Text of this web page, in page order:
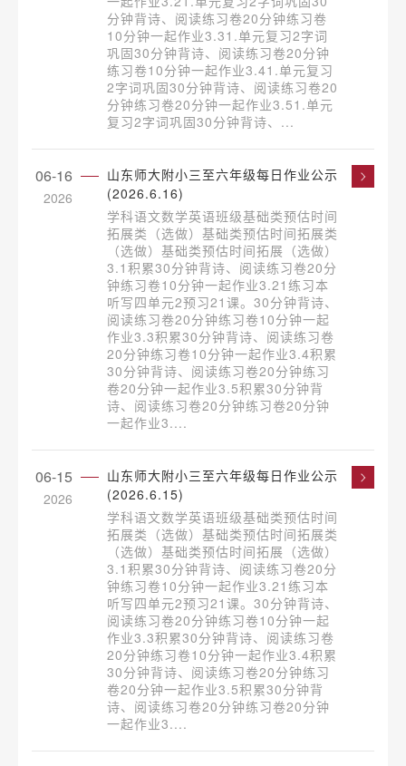
分钟背诗、阅读练习卷20分钟练习卷
10分钟一起作业3.31.单元复习2字词
巩固30分钟背诗、阅读练习卷20分钟
练习卷10分钟一起作业3.41.单元复习
2字词巩固30分钟背诗、阅读练习卷20
分钟练习卷20分钟一起作业3.51.单元
复习2字词巩固30分钟背诗、...
06-16
2026
山东师大附小三至六年级每日作业公示
(2026.6.16)
学科语文数学英语班级基础类预估时间
拓展类（选做）基础类预估时间拓展类
（选做）基础类预估时间拓展（选做）
3.1积累30分钟背诗、阅读练习卷20分
钟练习卷10分钟一起作业3.21练习本
听写四单元2预习21课。30分钟背诗、
阅读练习卷20分钟练习卷10分钟一起
作业3.3积累30分钟背诗、阅读练习卷
20分钟练习卷10分钟一起作业3.4积累
30分钟背诗、阅读练习卷20分钟练习
卷20分钟一起作业3.5积累30分钟背
诗、阅读练习卷20分钟练习卷20分钟
一起作业3....
06-15
2026
山东师大附小三至六年级每日作业公示
(2026.6.15)
学科语文数学英语班级基础类预估时间
拓展类（选做）基础类预估时间拓展类
（选做）基础类预估时间拓展（选做）
3.1积累30分钟背诗、阅读练习卷20分
钟练习卷10分钟一起作业3.21练习本
听写四单元2预习21课。30分钟背诗、
阅读练习卷20分钟练习卷10分钟一起
作业3.3积累30分钟背诗、阅读练习卷
20分钟练习卷10分钟一起作业3.4积累
30分钟背诗、阅读练习卷20分钟练习
卷20分钟一起作业3.5积累30分钟背
诗、阅读练习卷20分钟练习卷20分钟
一起作业3....